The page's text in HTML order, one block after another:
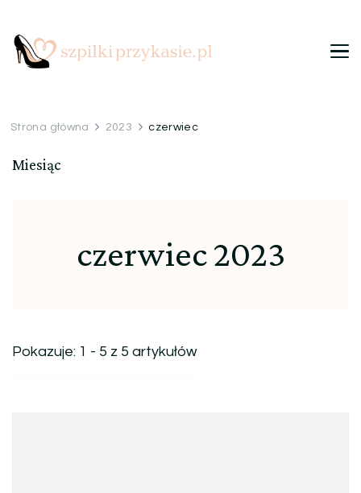
Strona główna 2023 czerwiec
Miesiąc
czerwiec 2023
Pokazuje: 1 - 5 z 5 artykułów